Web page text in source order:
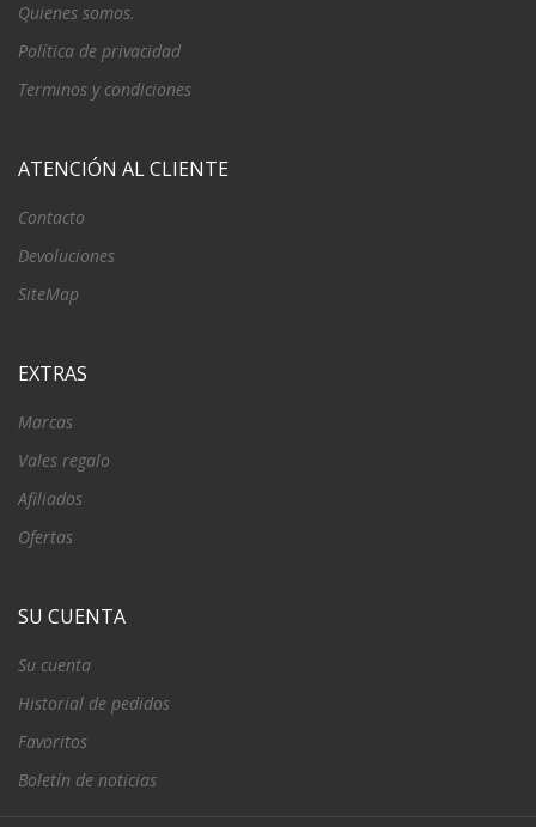
Quienes somos.
Política de privacidad
Terminos y condiciones
ATENCIÓN AL CLIENTE
Contacto
Devoluciones
SiteMap
EXTRAS
Marcas
Vales regalo
Afiliados
Ofertas
SU CUENTA
Su cuenta
Historial de pedidos
Favoritos
Boletín de noticias